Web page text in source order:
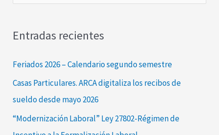
c
a
Entradas recientes
Feriados 2026 – Calendario segundo semestre
Casas Particulares. ARCA digitaliza los recibos de
sueldo desde mayo 2026
“Modernización Laboral” Ley 27802-Régimen de